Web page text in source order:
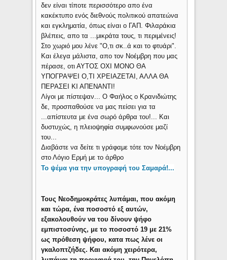
δεν είναι τίποτε περισσότερο απο ένα
κακέκτυπο ενός διεθνούς πολιτικού απατεώνα
και εγκληματία, όπως είναι ο ΓΑΠ. Φιλαράκια
βλέπεις, απο τα ...μικράτα τους, τι περιμένεις!
Στο χωριό μου λένε "Ο,τι σκ..ά και το φτυάρι".
Και έλεγα μάλιστα, απο τον Νοέμβρη που μας
πέρασε, οτι ΑΥΤΟΣ ΟΧΙ ΜΟΝΟ ΘΑ
ΥΠΟΓΡΑΨΕΙ Ο,ΤΙ ΧΡΕΙΑΖΕΤΑΙ, ΑΛΛΑ ΘΑ
ΠΕΡΑΣΕΙ ΚΙ ΑΠΕΝΑΝΤΙ!
Λίγοι με πίστεψαν... Ο Φαήλος ο Κρανιδιώτης
δε, προσπαθούσε να μας πείσει για τα
...απίστευτα με ένα σωρό άρθρα του!... Και
δυστυχώς, η πλειοψηφία συμφωνούσε μαζί
του...
Διαβάστε να δείτε τι γράφαμε τότε τον Νοέμβρη
στο Λόγιο Ερμή με το άρθρο
Το ψέμα για την υπογραφή του Σαμαρά!...
Τους Νεοδημοκράτες λυπάμαι, που ακόμη
και τώρα, ένα ποσοστό εξ αυτών,
εξακολουθούν να του δίνουν ψήφο
εμπιστοσύνης, με το ποσοστό 19 με 21%
ως πρόθεση ψήφου, κατα πως λένε οι
γκαλοπτζήδες. Και ακόμη χειρότερα,